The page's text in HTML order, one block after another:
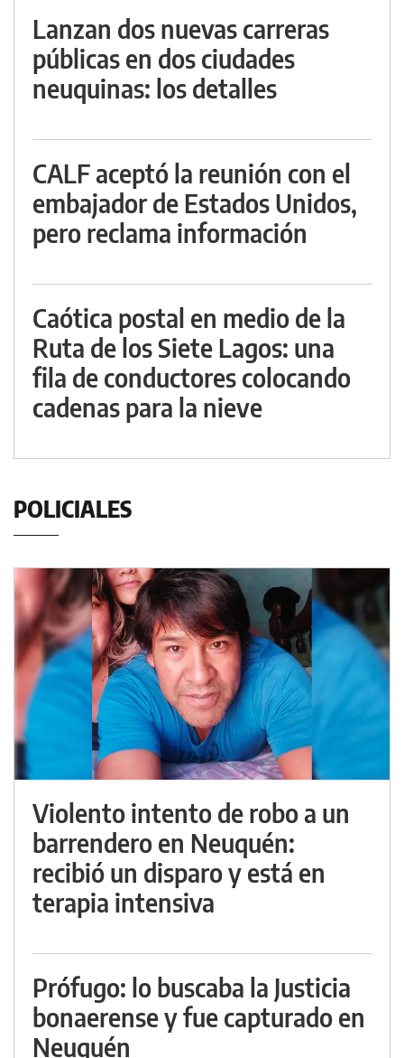
Lanzan dos nuevas carreras
públicas en dos ciudades
neuquinas: los detalles
CALF aceptó la reunión con el
embajador de Estados Unidos,
pero reclama información
Caótica postal en medio de la
Ruta de los Siete Lagos: una
fila de conductores colocando
cadenas para la nieve
POLICIALES
Violento intento de robo a un
barrendero en Neuquén:
recibió un disparo y está en
terapia intensiva
Prófugo: lo buscaba la Justicia
bonaerense y fue capturado en
Neuquén